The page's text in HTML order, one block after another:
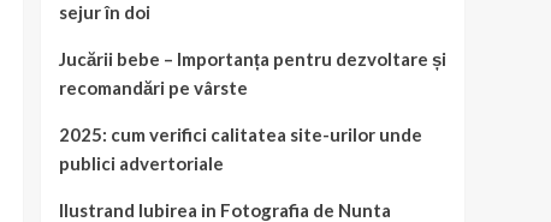
sejur în doi
Jucării bebe – Importanța pentru dezvoltare și
recomandări pe vârste
2025: cum verifici calitatea site-urilor unde
publici advertoriale
Ilustrand Iubirea in Fotografia de Nunta